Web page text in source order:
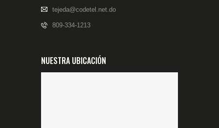
tejeda@codetel.net.do
809-334-1213
NUESTRA UBICACIÓN